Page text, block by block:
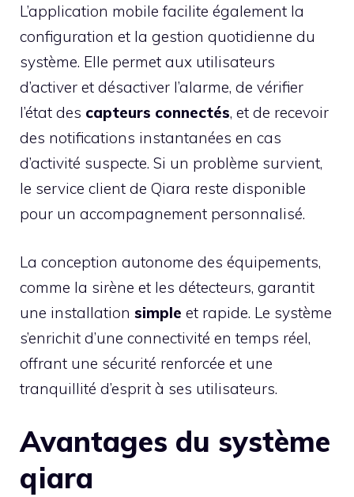
L’application mobile facilite également la
configuration et la gestion quotidienne du
système. Elle permet aux utilisateurs
d’activer et désactiver l’alarme, de vérifier
l’état des capteurs connectés, et de recevoir
des notifications instantanées en cas
d’activité suspecte. Si un problème survient,
le service client de Qiara reste disponible
pour un accompagnement personnalisé.
La conception autonome des équipements,
comme la sirène et les détecteurs, garantit
une installation simple et rapide. Le système
s’enrichit d’une connectivité en temps réel,
offrant une sécurité renforcée et une
tranquillité d’esprit à ses utilisateurs.
Avantages du système
qiara